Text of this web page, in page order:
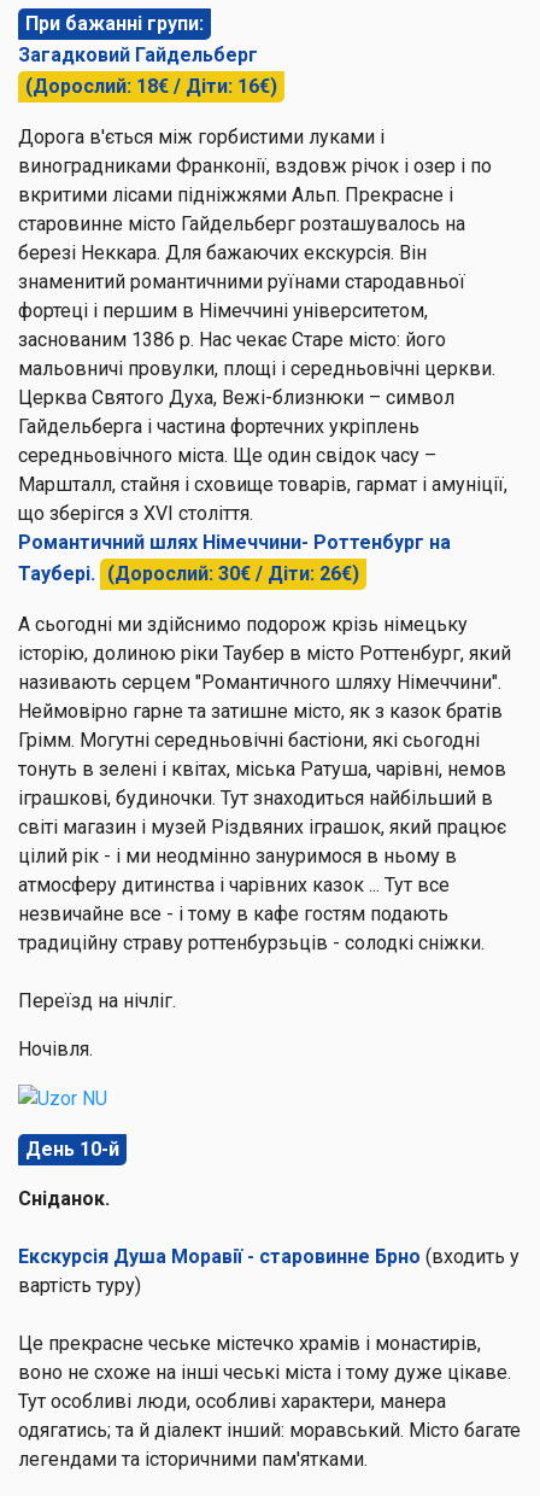
При бажанні групи:
Загадковий Гайдельберг
(Дорослий: 18€ / Діти: 16€)
Дорога в'ється між горбистими луками і
виноградниками Франконії, вздовж річок і озер і по
вкритими лісами підніжжями Альп. Прекрасне і
старовинне місто Гайдельберг розташувалось на
березі Неккара. Для бажаючих екскурсія. Він
знаменитий романтичними руїнами стародавньої
фортеці і першим в Німеччині університетом,
заснованим 1386 р. Нас чекає Старе місто: його
мальовничі провулки, площі і середньовічні церкви.
Церква Святого Духа, Вежі-близнюки – символ
Гайдельберга і частина фортечних укріплень
середньовічного міста. Ще один свідок часу –
Маршталл, стайня і сховище товарів, гармат і амуніції,
що зберігся з XVI століття.
Романтичний шлях Німеччини- Роттенбург на
Таубері. (Дорослий: 30€ / Діти: 26€)
А сьогодні ми здійснимо подорож крізь німецьку
історію, долиною ріки Таубер в місто Роттенбург, який
називають серцем "Романтичного шляху Німеччини".
Неймовірно гарне та затишне місто, як з казок братів
Грімм. Могутні середньовічні бастіони, які сьогодні
тонуть в зелені і квітах, міська Ратуша, чарівні, немов
іграшкові, будиночки. Тут знаходиться найбільший в
світі магазин і музей Різдвяних іграшок, який працює
цілий рік - і ми неодмінно зануримося в ньому в
атмосферу дитинства і чарівних казок ... Тут все
незвичайне все - і тому в кафе гостям подають
традиційну страву роттенбурзьців - солодкі сніжки.
Переїзд на нічліг.
Ночівля.
День 10-й
Сніданок.
Екскурсія Душа Моравії - старовинне Брно (входить у
вартість туру)
Це прекрасне чеське містечко храмів і монастирів,
воно не схоже на інші чеські міста і тому дуже цікаве.
Тут особливі люди, особливі характери, манера
одягатись; та й діалект інший: моравський. Місто багате
легендами та історичними пам'ятками.